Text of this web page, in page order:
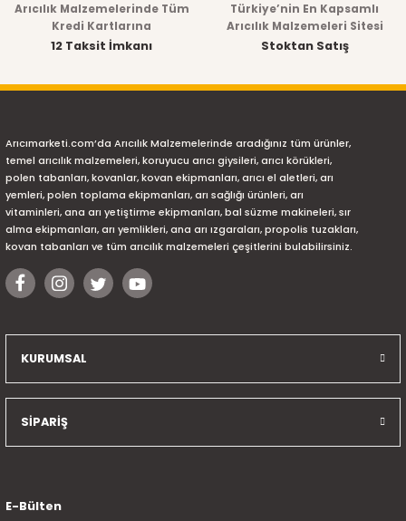
Arıcılık Malzemelerinde Tüm
Kredi Kartlarına
12 Taksit İmkanı
Türkiye’nin En Kapsamlı
Arıcılık Malzemeleri Sitesi
Stoktan Satış
Arıcımarketi.com’da Arıcılık Malzemelerinde aradığınız tüm ürünler,
temel arıcılık malzemeleri, koruyucu arıcı giysileri, arıcı körükleri,
polen tabanları, kovanlar, kovan ekipmanları, arıcı el aletleri, arı
yemleri, polen toplama ekipmanları, arı sağlığı ürünleri, arı
vitaminleri, ana arı yetiştirme ekipmanları, bal süzme makineleri, sır
alma ekipmanları, arı yemlikleri, ana arı ızgaraları, propolis tuzakları,
kovan tabanları ve tüm arıcılık malzemeleri çeşitlerini bulabilirsiniz.
KURUMSAL
SİPARİŞ
E-Bülten